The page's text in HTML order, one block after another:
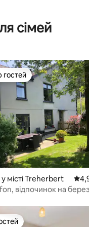
сімей
відгуки: 168
гостей
гостей
місті Treherbert
відпочинок на